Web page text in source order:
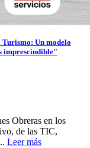
Un modelo
imprescindible"
Obreras en los
de las TIC,
Leer más